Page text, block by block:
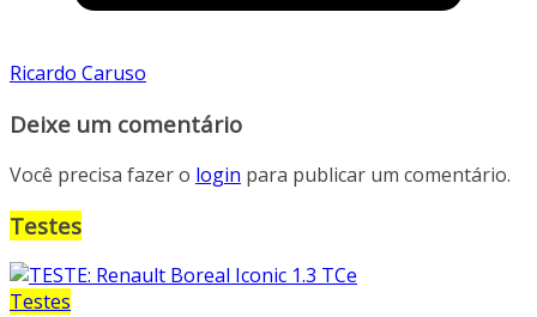
Ricardo Caruso
Deixe um comentário
Você precisa fazer o login para publicar um comentário.
Testes
Testes